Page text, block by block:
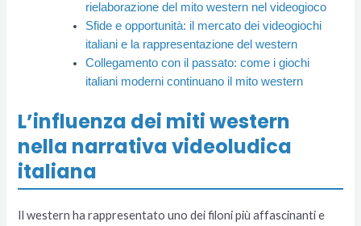
rielaborazione del mito western nel videogioco
Sfide e opportunità: il mercato dei videogiochi
italiani e la rappresentazione del western
Collegamento con il passato: come i giochi
italiani moderni continuano il mito western
L’influenza dei miti western
nella narrativa videoludica
italiana
Il western ha rappresentato uno dei filoni più affascinanti e